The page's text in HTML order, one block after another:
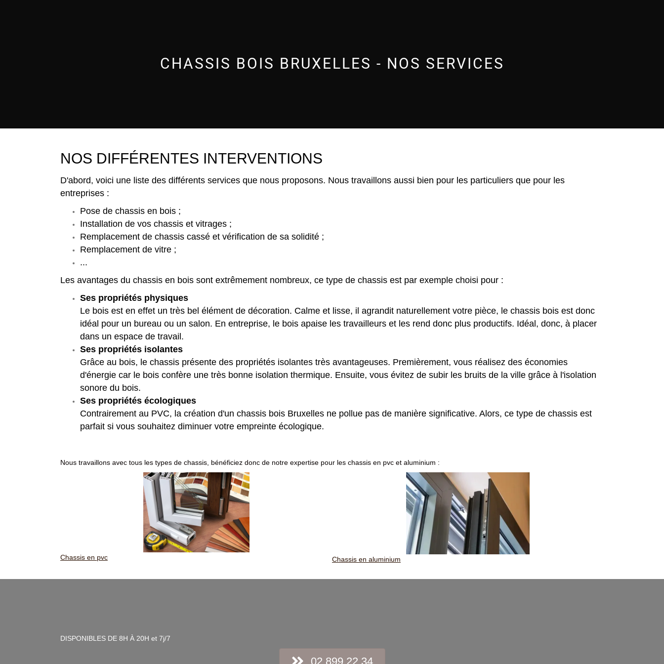
CHASSIS BOIS BRUXELLES - NOS SERVICES
NOS DIFFÉRENTES INTERVENTIONS
D'abord, voici une liste des différents services que nous proposons. Nous travaillons aussi bien pour les particuliers que pour les
entreprises :
Pose de chassis en bois ;
Installation de vos chassis et vitrages ;
Remplacement de chassis cassé et vérification de sa solidité ;
Remplacement de vitre ;
...
Les avantages du chassis en bois sont extrêmement nombreux, ce type de chassis est par exemple choisi pour :
Ses propriétés physiques
Le bois est en effet un très bel élément de décoration. Calme et lisse, il agrandit naturellement votre pièce, le chassis bois est donc
idéal pour un bureau ou un salon. En entreprise, le bois apaise les travailleurs et les rend donc plus productifs. Idéal, donc, à placer
dans un espace de travail.
Ses propriétés isolantes
Grâce au bois, le chassis présente des propriétés isolantes très avantageuses. Premièrement, vous réalisez des économies
d'énergie car le bois confère une très bonne isolation thermique. Ensuite, vous évitez de subir les bruits de la ville grâce à l'isolation
sonore du bois.
Ses propriétés écologiques
Contrairement au PVC, la création d'un chassis bois Bruxelles ne pollue pas de manière significative. Alors, ce type de chassis est
parfait si vous souhaitez diminuer votre empreinte écologique.
Nous travaillons avec tous les types de chassis, bénéficiez donc de notre expertise pour les chassis en pvc et aluminium :
Chassis en pvc Chassis en aluminium
DISPONIBLES DE 8H À 20H et 7j/7
02 899 22 34